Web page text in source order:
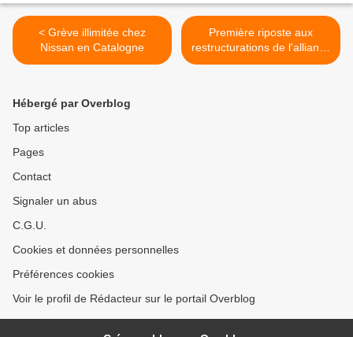
< Grève illimitée chez
Nissan en Catalogne
Première riposte aux
restructurations de l'alliance
Renault Nissan >
Hébergé par Overblog
Top articles
Pages
Contact
Signaler un abus
C.G.U.
Cookies et données personnelles
Préférences cookies
Voir le profil de Rédacteur sur le portail Overblog